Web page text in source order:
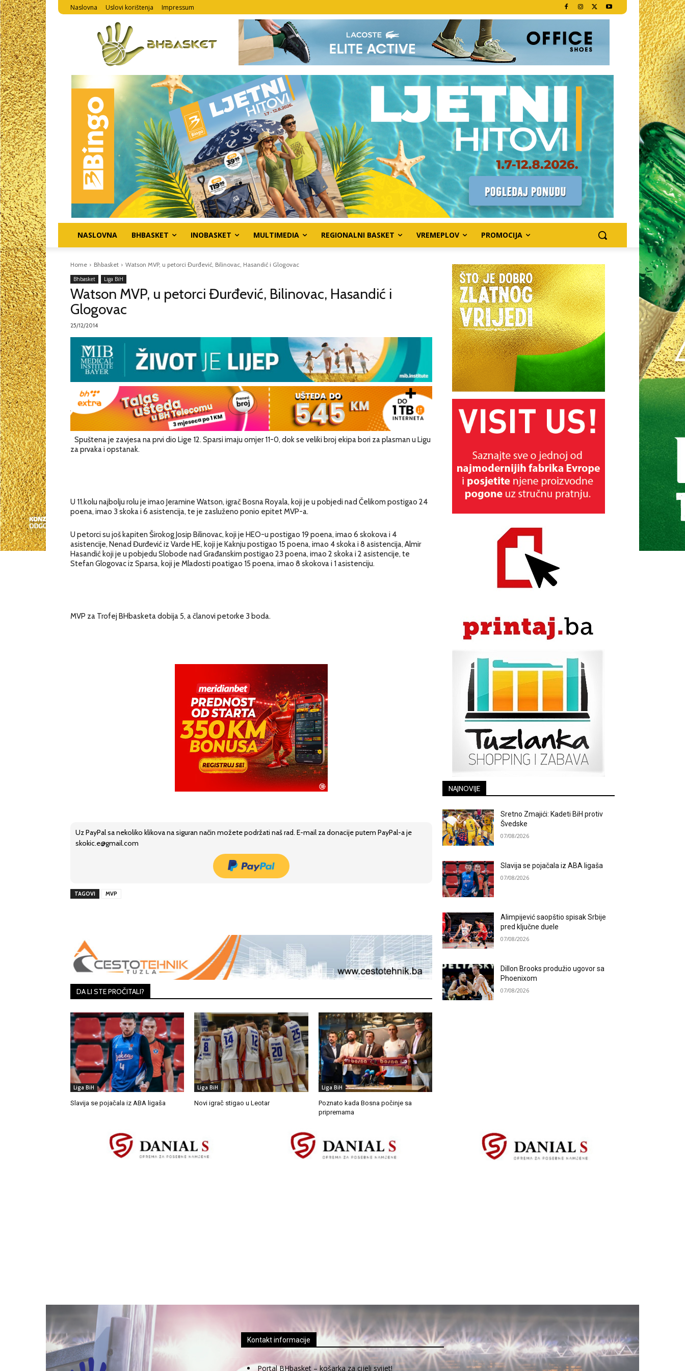
Naslovna Uslovi korištenja Impressum
NASLOVNA BHBASKET INOBASKET MULTIMEDIA REGIONALNI BASKET VREMEPLOV PROMOCIJA
Home Bhbasket Watson MVP, u petorci Đurđević, Bilinovac, Hasandić i Glogovac
Bhbasket Liga BiH
Watson MVP, u petorci Đurđević, Bilinovac, Hasandić i
Glogovac
25/12/2014
Spuštena je zavjesa na prvi dio Lige 12. Sparsi imaju omjer 11-0, dok se veliki broj ekipa bori za plasman u Ligu
za prvaka i opstanak.
U 11.kolu najbolju rolu je imao Jeramine Watson, igrač Bosna Royala, koji je u pobjedi nad Čelikom postigao 24
poena, imao 3 skoka i 6 asistencija, te je zasluženo ponio epitet MVP-a.
U petorci su još kapiten Širokog Josip Bilinovac, koji je HEO-u postigao 19 poena, imao 6 skokova i 4
asistencije, Nenad Đurđević iz Varde HE, koji je Kaknju postigao 15 poena, imao 4 skoka i 8 asistencija, Almir
Hasandić koji je u pobjedu Slobode nad Građanskim postigao 23 poena, imao 2 skoka i 2 asistencije, te
Stefan Glogovac iz Sparsa, koji je Mladosti poatigao 15 poena, imao 8 skokova i 1 asistenciju.
MVP za Trofej BHbasketa dobija 5, a članovi petorke 3 boda.
Uz PayPal sa nekoliko klikova na siguran način možete podržati naš rad. E-mail za donacije putem PayPal-a je
skokic.e@gmail.com
TAGOVI MVP
DA LI STE PROČITALI?
Liga BiH
Slavija se pojačala iz ABA ligaša
Liga BiH
Novi igrač stigao u Leotar
Liga BiH
Poznato kada Bosna počinje sa
pripremama
NAJNOVIJE
Sretno Zmajići: Kadeti BiH protiv
Švedske
07/08/2026
Slavija se pojačala iz ABA ligaša
07/08/2026
Alimpijević saopštio spisak Srbije
pred ključne duele
07/08/2026
Dillon Brooks produžio ugovor sa
Phoenixom
07/08/2026
Kontakt informacije
Portal BHbasket – košarka za cijeli svijet!